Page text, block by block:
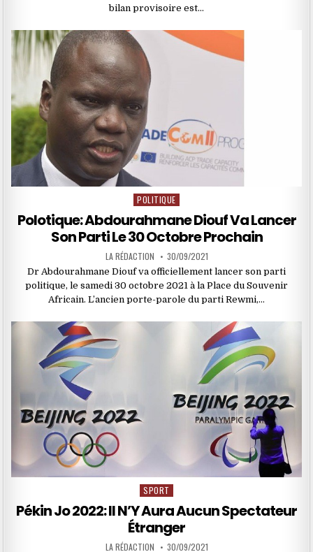
bilan provisoire est…
Posted
POLITIQUE
Polotique: Abdourahmane Diouf Va Lancer
Son Parti Le 30 Octobre Prochain
LA RÉDACTION 30/09/2021
Dr Abdourahmane Diouf va officiellement lancer son parti
politique, le samedi 30 octobre 2021 à la Place du Souvenir
Africain. L’ancien porte-parole du parti Rewmi,…
Posted
in
SPORT
Pékin Jo 2022: Il N’Y Aura Aucun Spectateur
Étranger
LA RÉDACTION 30/09/2021